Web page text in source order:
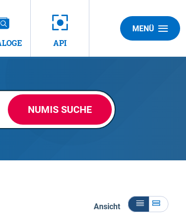
API
MENÜ
NUMIS SUCHE
Ansicht